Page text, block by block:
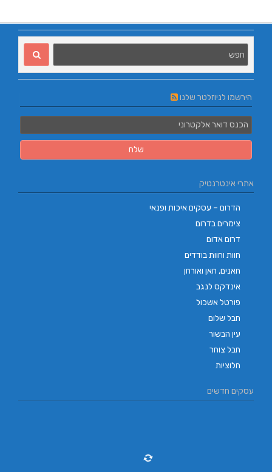
הירשמו לניוזלטר שלנו
אתרי אינטרנטיק
הדרום – עסקים איכות ופנאי
צימרים בדרום
דרום אדום
חוות וחוות בודדים
חאנים, חאן ואורחן
אינדקס לנגב
פורטל אשכול
חבל שלום
עין הבשור
חבל צוחר
חלוציות
עסקים חדשים